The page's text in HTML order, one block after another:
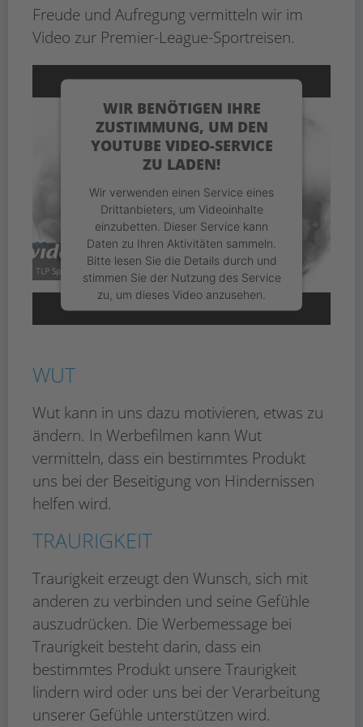
Freude und Aufregung vermitteln wir im
Video zur Premier-League-Sportreisen.
WIR BENÖTIGEN IHRE
ZUSTIMMUNG, UM DEN
YOUTUBE VIDEO-SERVICE
ZU LADEN!
Wir verwenden einen Service eines
Drittanbieters, um Videoinhalte
einzubetten. Dieser Service kann
Daten zu Ihren Aktivitäten sammeln.
Bitte lesen Sie die Details durch und
stimmen Sie der Nutzung des Service
zu, um dieses Video anzusehen.
powered byUsercentrics Consent
eRecht24
WUT
Wut kann in uns dazu motivieren, etwas zu
ändern. In Werbefilmen kann Wut
vermitteln, dass ein bestimmtes Produkt
uns bei der Beseitigung von Hindernissen
helfen wird.
TRAURIGKEIT
Traurigkeit erzeugt den Wunsch, sich mit
anderen zu verbinden und seine Gefühle
auszudrücken. Die Werbemessage bei
Traurigkeit besteht darin, dass ein
bestimmtes Produkt unsere Traurigkeit
lindern wird oder uns bei der Verarbeitung
unserer Gefühle unterstützen wird.